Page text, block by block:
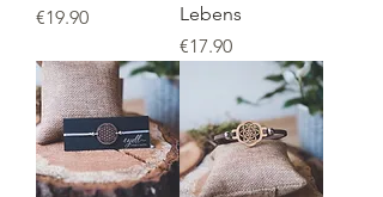
Price
€19.90
Lebens
Price
€17.90